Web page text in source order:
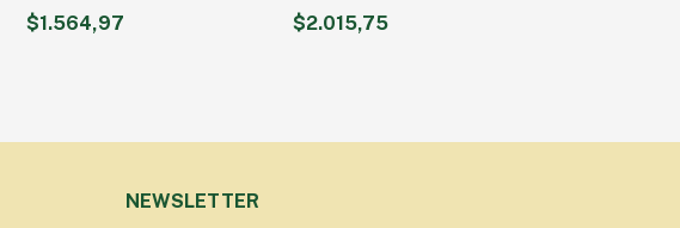
$1.564,97 $2.015,75
NEWSLETTER